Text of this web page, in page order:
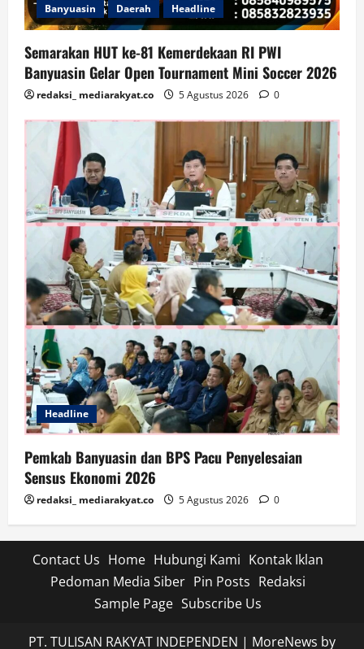
Banyuasin Daerah Headline
Semarakan HUT ke-81 Kemerdekaan RI PWI
Banyuasin Gelar Open Tournament Mini Soccer 2026
redaksi_ mediarakyat.co 5 Agustus 2026 0
Headline
Pemkab Banyuasin dan BPS Pacu Penyelesaian
Sensus Ekonomi 2026
redaksi_ mediarakyat.co 5 Agustus 2026 0
Contact Us Home Hubungi Kami Kontak Iklan
Pedoman Media Siber Pin Posts Redaksi
Sample Page Subscribe Us
PT. TULISAN RAKYAT INDEPENDEN | MoreNews by